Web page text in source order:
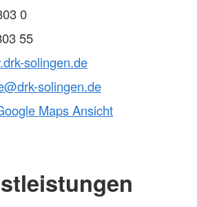
0
55
solingen.de
solingen.de
Maps Ansicht